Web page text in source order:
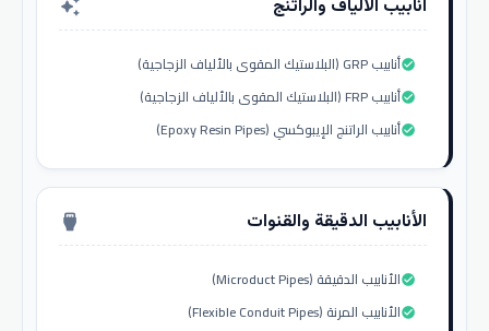
أنابيب الألياف والراتنج auto_awesome
أنابيب GRP (البلاستيك المقوى بالألياف الزجاجية)check_circle
أنابيب FRP (البلاستيك المقوى بالألياف الزجاجية)check_circle
أنابيب الراتنج الإيبوكسي (Epoxy Resin Pipes)check_circle
الأنابيب الدقيقة والقنوات settings_input_hdmi
الأنابيب الدقيقة (Microduct Pipes)check_circle
الأنابيب المرنة (Flexible Conduit Pipes)check_circle